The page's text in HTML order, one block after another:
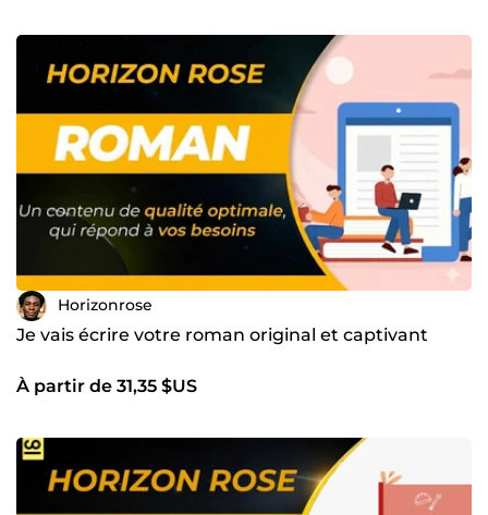
Horizonrose
Je vais écrire votre roman original et captivant
À partir de 31,35 $US